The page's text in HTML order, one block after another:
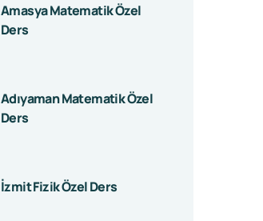
Amasya Matematik Özel
Ders
Adıyaman Matematik Özel
Ders
İzmit Fizik Özel Ders